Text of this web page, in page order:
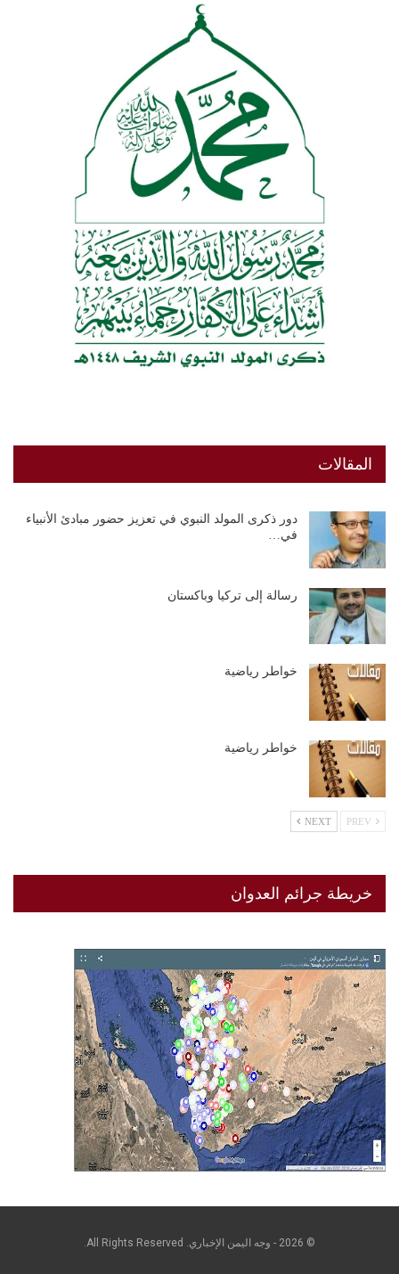
المقالات
دور ذكرى المولد النبوي في تعزيز حضور مبادئ الأنبياء
في…
رسالة إلى تركيا وباكستان
خواطر رياضية
خواطر رياضية
NEXT
خريطة جرائم العدوان
© 2026 - وجه اليمن الإخباري. All Rights Reserved.